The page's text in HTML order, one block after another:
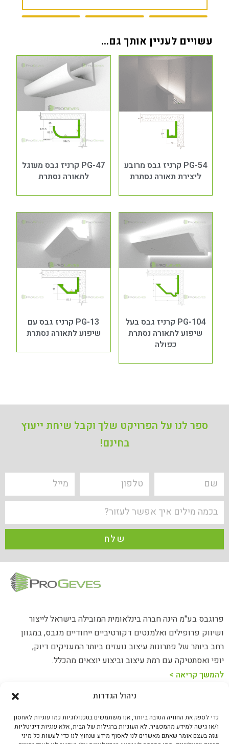
ניהול הגדרות
כדי לספק את החוויה הטובה ביותר, אנו משתמשים בטכנולוגיות כמו עוגיות לאחסון
ו/או גישה למידע מהמכשיר. לא העוגיות ברגילות של הבית, אלא עוגיות דיגיטליות
שזה בעצם אומר שאתם מאשרים לנו לאסוף מידע שנחוץ לנו כדי לעשות כל מיני
עשויים לעניין אותך גם…
PG-54 קרניז גבס מרובע
ליצירת תאורה נסתרת
PG-47 קרניז גבס מעוגל
לתאורה נסתרת
PG-104 קרניז גבס בעל
שיפוע לתאורה נסתרת
כפולה
PG-13 קרניז גבס עם
שיפוע לתאורה נסתרת
ספר לנו על הפרויקט שלך וקבל שיחת ייעוץ
בחינם!
שלח
פרוגבס בע"מ הינה חברה בינלאומית המובילה בישראל לייצור
ושיווק פרופילים ואלמנטים דקורטיביים ייחודיים מגבס, במגוון
רחב ביותר של פתרונות עיצוב נועזים ביותר המעניקים דיוק,
יופי ואסתטיקה עם רמת עיצוב וביצוע יוצאים מהכלל.
להמשך קריאה >
טלפון: 073-8020094